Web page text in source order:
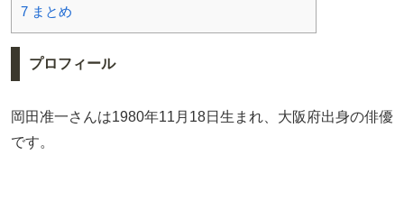
7 まとめ
プロフィール
岡田准一さんは1980年11月18日生まれ、大阪府出身の俳優
です。